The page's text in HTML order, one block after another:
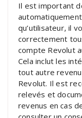
Il est important
qu’utilisateur, il
correctement
compte Revolut
Cela inclut les
tout autre
Revolut. Il est
relevés et
revenus en cas